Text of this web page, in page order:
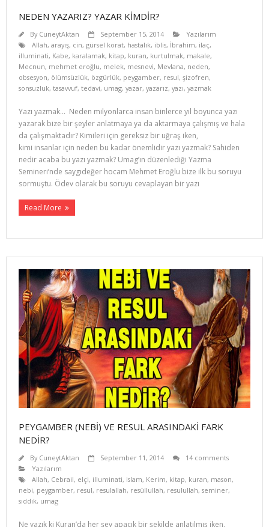
NEDEN YAZARIZ? YAZAR KİMDİR?
By CuneytAktan September 15, 2014
Yazılarım
Allah, arayış, cin, gürsel korat, hastalık, iblis, İbrahim, ilaç,
illuminati, Kabe, karalamak, kitap, kuran, kurtulmak, makale,
Mecnun, mehmet eroğlu, melek, mesnevi, Mevlana, neden,
obsesyon, ölümsüzlük, özgürlük, peygamber, resul, şizofren,
sonsuzluk, tasavvuf, tedavi, umag, yazar, yazarız, yazı, yazmak
Yazı yazmak… Neden milyonlarca insan binlerce yıl boyunca yazı
yazarak bize bir şeyler anlatmaya ya da aktarmaya çalışmış ve hala
da çalışmaktadır? Kimileri için gereksiz bir uğraş iken,
kimi insanlar için neden bu kadar önemlidir yazı yazmak? Sahiden
nedir acaba bu yazı yazmak? Umag’ın düzenlediği Yazma
Semineri’nde saygıdeğer hocam Mehmet Eroğlu bize ilk bu soruyu
sormuştu. Ödev olarak bu soruyu cevaplayan bir yazı
Read More
PEYGAMBER (NEBİ) VE RESUL ARASINDAKİ FARK
NEDİR?
By CuneytAktan September 11, 2014
14 comments
Yazılarım
Allah, Cebrail, elçi, illuminati, islam, Kerim, kitap, kuran, mason,
nebi, peygamber, resul, resulallah, resüllullah, resulullah, seminer,
sıddık, umag
Ne yazık ki Kuran’da her şey apaçık bir şekilde anlatılmış iken,